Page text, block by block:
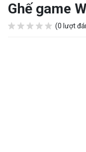
Ghế game
(0 lượt